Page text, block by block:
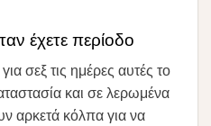
έχετε περίοδο
σεξ τις ημέρες αυτές το
και σε λερωμένα
αρκετά κόλπα για να